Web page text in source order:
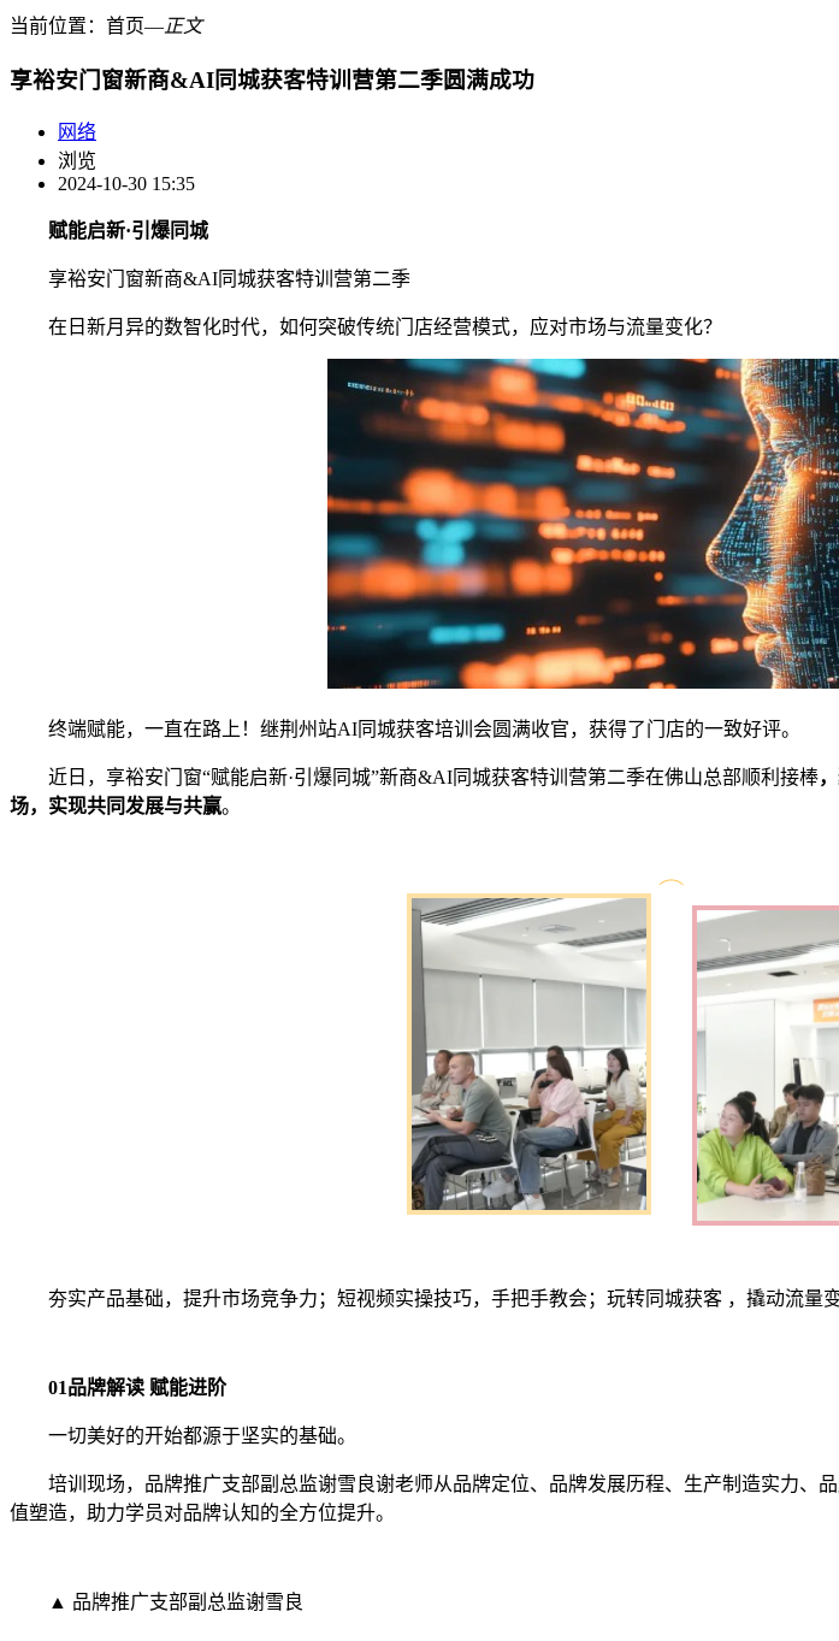
当前位置： 首页―正文
享裕安门窗新商&AI同城获客特训营第二季圆满成功
网络
浏览
2024-10-30 15:35
赋能启新·引爆同城
享裕安门窗新商&AI同城获客特训营第二季
在日新月异的数智化时代，如何突破传统门店经营模式，应对市场与流量变化？
终端赋能，一直在路上！继荆州站AI同城获客培训会圆满收官，获得了门店的一致好评。
近日，享裕安门窗“赋能启新·引爆同城”新商&AI同城获客特训营第二季在佛山总部顺利接棒
场，实现共同发展与共赢。
夯实产品基础，提升市场竞争力；短视频实操技巧，手把手教会；玩转同城获客 ，撬动流量变
01品牌解读 赋能进阶
一切美好的开始都源于坚实的基础。
培训现场，品牌推广支部副总监谢雪良谢老师从品牌定位、品牌发展历程、生产制造实力、
值塑造，助力学员对品牌认知的全方位提升。
▲ 品牌推广支部副总监谢雪良